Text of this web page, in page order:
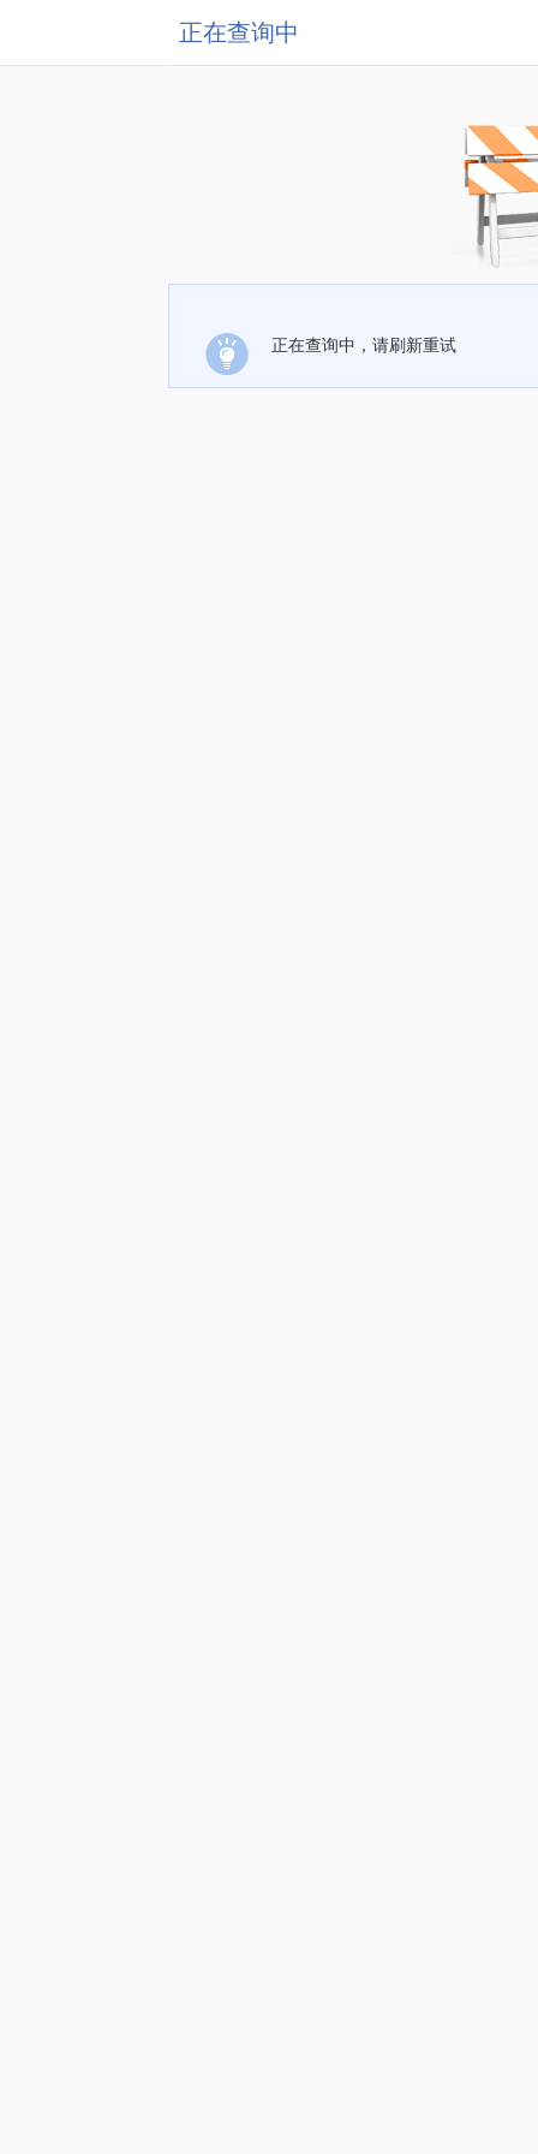
正在查询中
正在查询中，请刷新重试